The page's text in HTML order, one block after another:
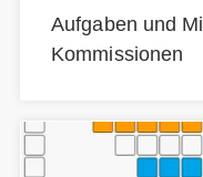
Aufgaben und
Kommissionen